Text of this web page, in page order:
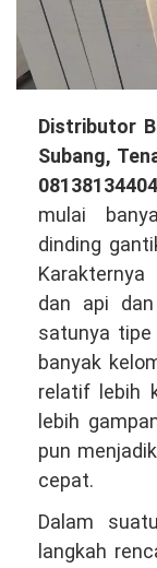
Distributor
Bata
Ringan
Hebel
Berkualitas
di
Subang,
Tenaga
Hubungi
WA
Distributor
Subang,
mulai
dinding
dan api
satunya tipe
banyak
relatif lebih
lebih
pun
cepat.
Dalam
langkah